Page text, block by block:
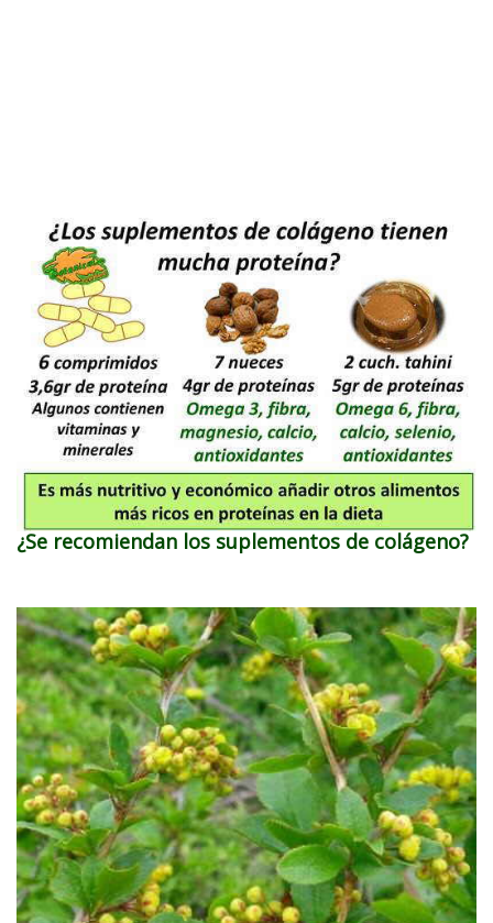
¿Se recomiendan los suplementos de colágeno?